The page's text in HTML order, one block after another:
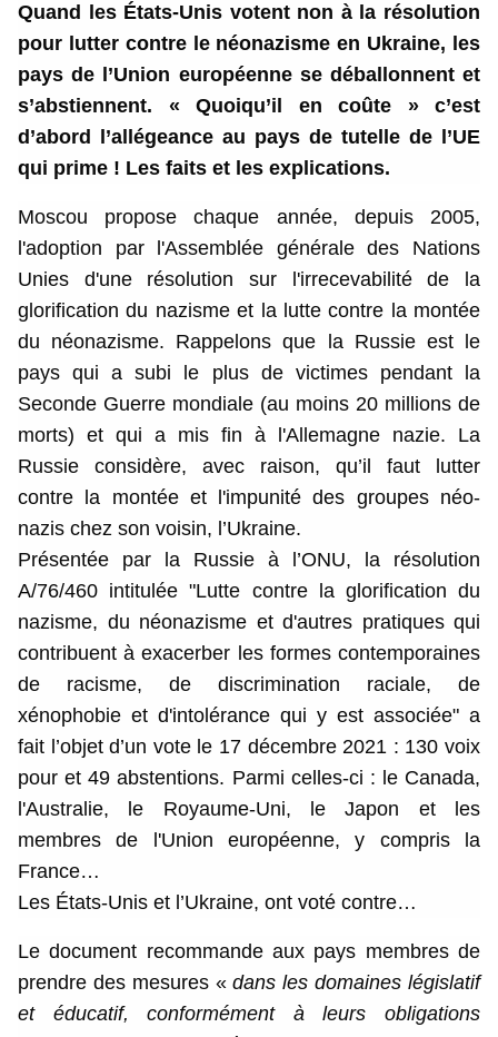
Quand les États-Unis votent non à la résolution
pour lutter contre le néonazisme en Ukraine, les
pays de l’Union européenne se déballonnent et
s’abstiennent. « Quoiqu’il en coûte » c’est
d’abord l’allégeance au pays de tutelle de l’UE
qui prime ! Les faits et les explications.
Moscou propose chaque année, depuis 2005,
l'adoption par l'Assemblée générale des Nations
Unies d'une résolution sur l'irrecevabilité de la
glorification du nazisme et la lutte contre la montée
du néonazisme. Rappelons que la Russie est le
pays qui a subi le plus de victimes pendant la
Seconde Guerre mondiale (au moins 20 millions de
morts) et qui a mis fin à l'Allemagne nazie. La
Russie considère, avec raison, qu’il faut lutter
contre la montée et l'impunité des groupes néo-
nazis chez son voisin, l’Ukraine.
Présentée par la Russie à l’ONU, la résolution
A/76/460 intitulée "Lutte contre la glorification du
nazisme, du néonazisme et d'autres pratiques qui
contribuent à exacerber les formes contemporaines
de racisme, de discrimination raciale, de
xénophobie et d'intolérance qui y est associée" a
fait l’objet d’un vote le 17 décembre 2021 : 130 voix
pour et 49 abstentions. Parmi celles-ci : le Canada,
l'Australie, le Royaume-Uni, le Japon et les
membres de l'Union européenne, y compris la
France…
Les États-Unis et l’Ukraine, ont voté contre…
Le document recommande aux pays membres de
prendre des mesures «dans les domaines législatif
et éducatif, conformément à leurs obligations